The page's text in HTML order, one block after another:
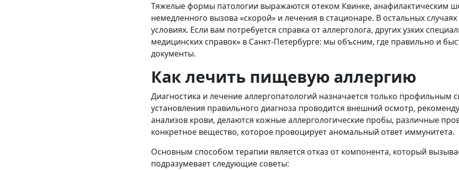
Тяжелые формы патологии выражаются отеком Квинке, анафилактическим
немедленного вызова «скорой» и лечения в стационаре. В остальных
условиях. Если вам потребуется справка от аллерголога, других узких
медицинских справок» в Санкт-Петербурге: мы объсним, где правильно и
документы.
Как лечить пищевую аллергию
Диагностика и лечение аллергопатологий назначается только профильным
установления правильного диагноза проводится внешний осмотр,
анализов крови, делаются кожные аллергологические пробы, различные
конкретное вещество, которое провоцирует аномальный ответ иммунитета.
Основным способом терапии является отказ от компонента, который
подразумевает следующие советы: